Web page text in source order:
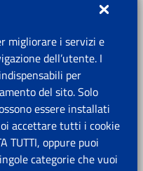
e presentazione di
di autorizzazione di
informatica
e consegnato al
giorni dal momento
nella procedura
Per fruire di tale
l’utilizzatore,
migliorare i servizi e
dell’utente. I
per
del sito. Solo
essere installati
accettare tutti i cookie
TUTTI, oppure puoi
categorie che vuoi